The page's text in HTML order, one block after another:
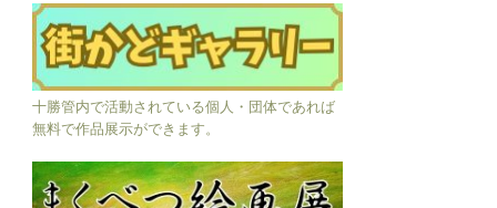
十勝管内で活動されている個人・団体であれば
無料で作品展示ができます。